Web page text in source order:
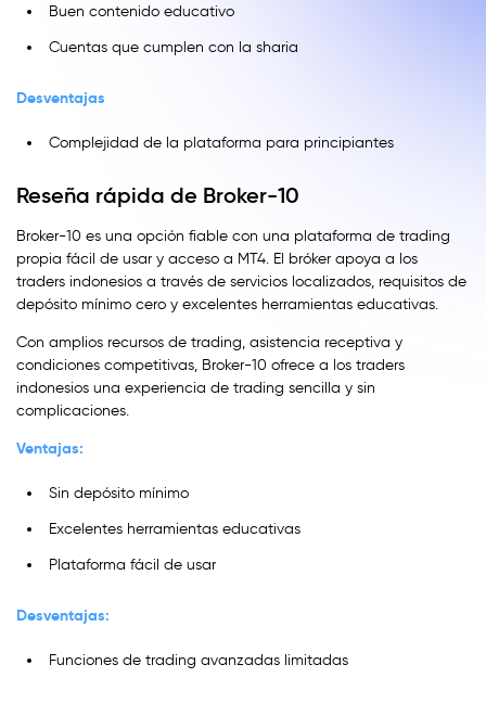
Buen contenido educativo
Cuentas que cumplen con la sharia
Desventajas
Complejidad de la plataforma para principiantes
Reseña rápida de Broker-10
Broker-10 es una opción fiable con una plataforma de trading
propia fácil de usar y acceso a MT4. El bróker apoya a los
traders indonesios a través de servicios localizados, requisitos de
depósito mínimo cero y excelentes herramientas educativas.
Con amplios recursos de trading, asistencia receptiva y
condiciones competitivas, Broker-10 ofrece a los traders
indonesios una experiencia de trading sencilla y sin
complicaciones.
Ventajas:
Sin depósito mínimo
Excelentes herramientas educativas
Plataforma fácil de usar
Desventajas:
Funciones de trading avanzadas limitadas